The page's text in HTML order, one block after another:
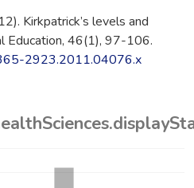
Kirkpatrick’s levels and
Education, 46(1), 97-106.
2923.2011.04076.x